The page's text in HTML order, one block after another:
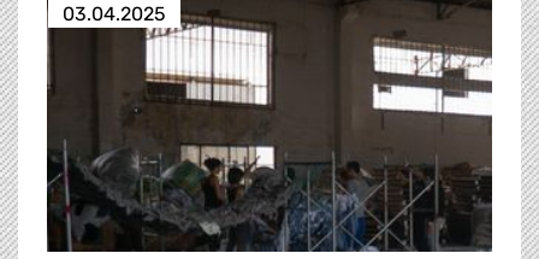
03.04.2025